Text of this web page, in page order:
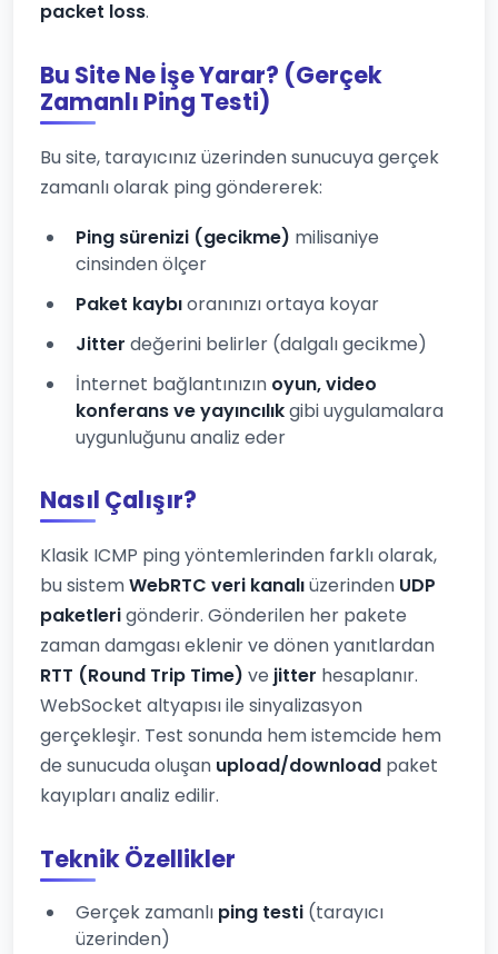
packet loss.
Bu Site Ne İşe Yarar? (Gerçek
Zamanlı Ping Testi)
Bu site, tarayıcınız üzerinden sunucuya gerçek
zamanlı olarak ping göndererek:
Ping sürenizi (gecikme) milisaniye
cinsinden ölçer
Paket kaybıoranınızı ortaya koyar
Jitter değerini belirler (dalgalı gecikme)
İnternet bağlantınızın oyun, video
konferans ve yayıncılıkgibi uygulamalara
uygunluğunu analiz eder
Nasıl Çalışır?
Klasik ICMP ping yöntemlerinden farklı olarak,
bu sistemWebRTC veri kanalıüzerinden UDP
paketlerigönderir. Gönderilen her pakete
zaman damgası eklenir ve dönen yanıtlardan
RTT (Round Trip Time) ve jitter hesaplanır.
WebSocket altyapısı ile sinyalizasyon
gerçekleşir. Test sonunda hem istemcide hem
de sunucuda oluşan upload/download paket
kayıpları analiz edilir.
Teknik Özellikler
Gerçek zamanlı ping testi (tarayıcı
üzerinden)